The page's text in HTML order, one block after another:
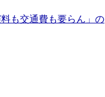
も交通費も要らん」の